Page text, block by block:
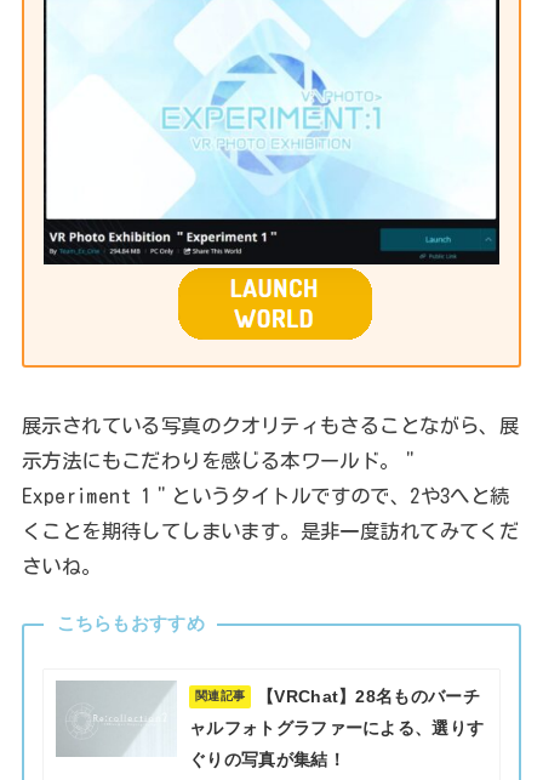
展示されている写真のクオリティもさることながら、展
示方法にもこだわりを感じる本ワールド。＂
Experiment 1＂というタイトルですので、2や3へと続
くことを期待してしまいます。是非一度訪れてみてくだ
さいね。
こちらもおすすめ
関連記事
【VRChat】28名ものバーチ
ャルフォトグラファーによる、選りす
ぐりの写真が集結！